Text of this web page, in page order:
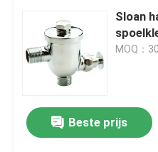
Sloan
MOQ：
Beste prijs